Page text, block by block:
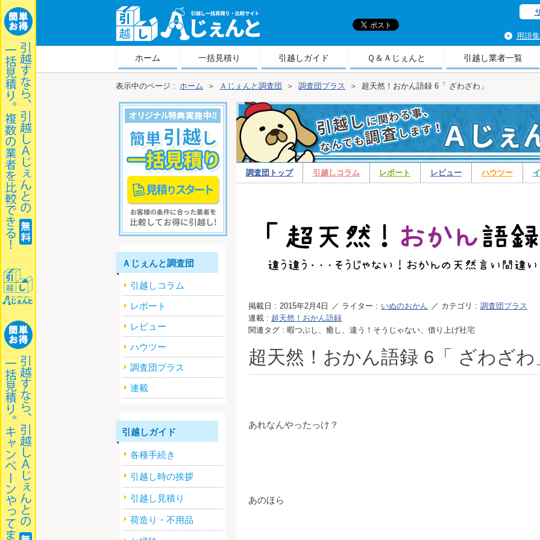
越しＡじぇんと
用語集
ホーム 一括見積り 引越しガイド Ｑ＆Ａじぇんと 引越し業者一覧
表示中のページ : ホーム ＞ Ａじぇんと調査団 ＞ 調査団プラス ＞ 超天然！おかん語録 6「 ざわざわ」
調査団トップ 引越しコラム レポート レビュー ハウツー
掲載日 : 2015年2月4日 ／ ライター : いぬのおかん ／ カテゴリ : 調査団プラス
連載 : 超天然！おかん語録
関連タグ : 暇つぶし、癒し、違う！そうじゃない、借り上げ社宅
超天然！おかん語録 6「 ざわざわ
あれなんやったっけ？
あのほら
Ａじぇんと調査団
引越しコラム
レポート
レビュー
ハウツー
調査団プラス
連載
引越しガイド
各種手続き
引越し時の挨拶
引越し見積り
荷造り・不用品